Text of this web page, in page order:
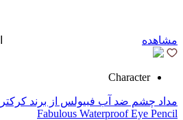
مشاهده
Character
Fabulous Waterproof Eye Pencil